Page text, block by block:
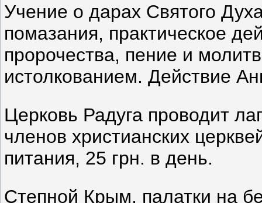
Учение о дарах Святого
помазания, практическое
пророчества, пение и
истолкованием. Действие
Церковь Радуга проводит
членов христианских
питания, 25 грн. в день.
Степной Крым, палатки на